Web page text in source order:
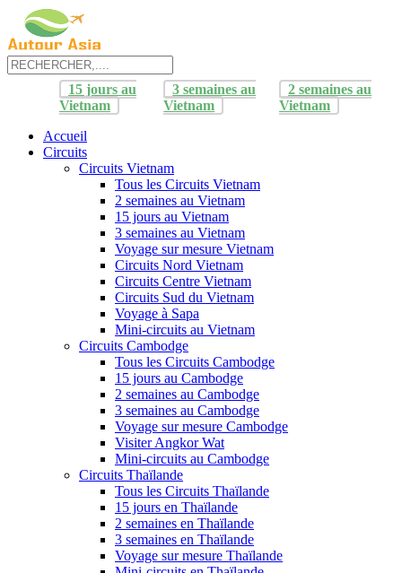
15 jours au
Vietnam
3 semaines au
Vietnam
2 semaines au
Vietnam
Accueil
Circuits
Circuits Vietnam
Tous les Circuits Vietnam
2 semaines au Vietnam
15 jours au Vietnam
3 semaines au Vietnam
Voyage sur mesure Vietnam
Circuits Nord Vietnam
Circuits Centre Vietnam
Circuits Sud du Vietnam
Voyage à Sapa
Mini-circuits au Vietnam
Circuits Cambodge
Tous les Circuits Cambodge
15 jours au Cambodge
2 semaines au Cambodge
3 semaines au Cambodge
Voyage sur mesure Cambodge
Visiter Angkor Wat
Mini-circuits au Cambodge
Circuits Thaïlande
Tous les Circuits Thaïlande
15 jours en Thaïlande
2 semaines en Thaïlande
3 semaines en Thaïlande
Voyage sur mesure Thaïlande